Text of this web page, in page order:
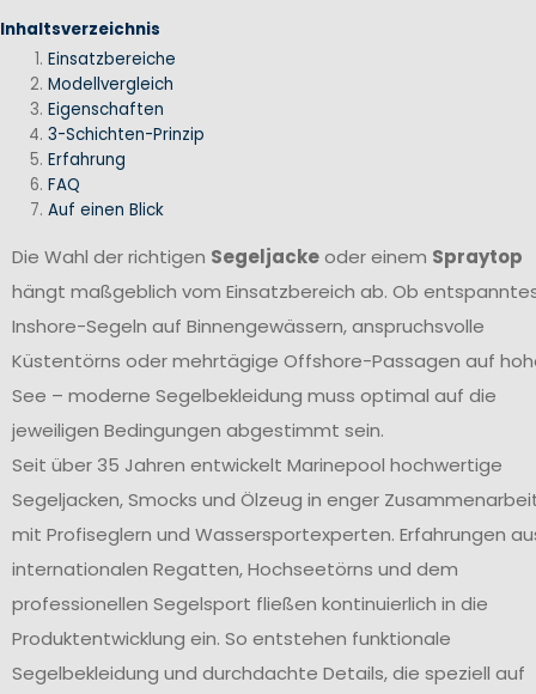
Inhaltsverzeichnis
Einsatzbereiche
Modellvergleich
Eigenschaften
3-Schichten-Prinzip
Erfahrung
FAQ
Auf einen Blick
Die Wahl der richtigen Segeljackeoder einem Spraytop
hängt maßgeblich vom Einsatzbereich ab. Ob
Inshore-Segeln auf Binnengewässern, anspruchsvolle
Küstentörns oder mehrtägige Offshore-Passagen auf
See – moderne Segelbekleidung muss optimal auf die
jeweiligen Bedingungen abgestimmt sein.
Seit über 35 Jahren entwickelt Marinepool hochwertige
Segeljacken, Smocks und Ölzeug in enger
mit Profiseglern und Wassersportexperten. Erfahrungen
internationalen Regatten, Hochseetörns und dem
professionellen Segelsport fließen kontinuierlich in die
Produktentwicklung ein. So entstehen funktionale
Segelbekleidung und durchdachte Details, die speziell auf